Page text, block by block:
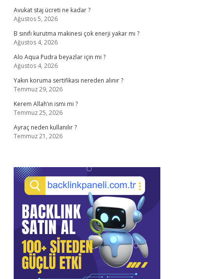
Avukat staj ücreti ne kadar ?
Ağustos 5, 2026
B sınıfı kurutma makinesi çok enerji yakar mı ?
Ağustos 4, 2026
Alo Aqua Pudra beyazlar için mi ?
Ağustos 4, 2026
Yakın koruma sertifikası nereden alınır ?
Temmuz 29, 2026
Kerem Allah’ın ismi mi ?
Temmuz 25, 2026
Ayraç neden kullanılır ?
Temmuz 21, 2026